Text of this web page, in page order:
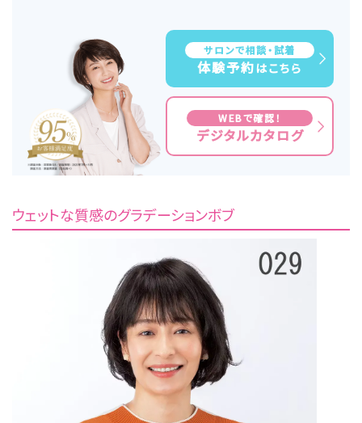
サロンで相談・試着
体験予約 はこちら
WEBで確認！
デジタルカタログ
ウェットな質感のグラデーションボブ